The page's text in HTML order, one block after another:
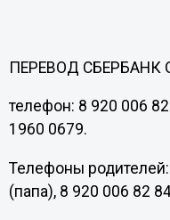
ПЕРЕВОД СБЕРБАНК
телефон: 8 920 006
1960 0679.
Телефоны
(папа), 8 920 006 82